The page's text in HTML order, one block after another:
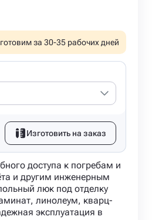
за 30-35 рабочих дней
Изготовить на заказ
доступа к погребам и
и другим инженерным
люк под отделку
линолеум, кварц-
эксплуатация в